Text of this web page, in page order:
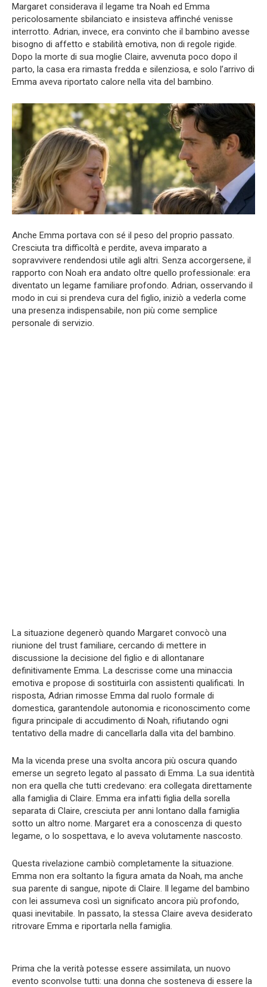
Margaret considerava il legame tra Noah ed Emma
pericolosamente sbilanciato e insisteva affinché venisse
interrotto. Adrian, invece, era convinto che il bambino avesse
bisogno di affetto e stabilità emotiva, non di regole rigide.
Dopo la morte di sua moglie Claire, avvenuta poco dopo il
parto, la casa era rimasta fredda e silenziosa, e solo l’arrivo di
Emma aveva riportato calore nella vita del bambino.
Anche Emma portava con sé il peso del proprio passato.
Cresciuta tra difficoltà e perdite, aveva imparato a
sopravvivere rendendosi utile agli altri. Senza accorgersene, il
rapporto con Noah era andato oltre quello professionale: era
diventato un legame familiare profondo. Adrian, osservando il
modo in cui si prendeva cura del figlio, iniziò a vederla come
una presenza indispensabile, non più come semplice
personale di servizio.
La situazione degenerò quando Margaret convocò una
riunione del trust familiare, cercando di mettere in
discussione la decisione del figlio e di allontanare
definitivamente Emma. La descrisse come una minaccia
emotiva e propose di sostituirla con assistenti qualificati. In
risposta, Adrian rimosse Emma dal ruolo formale di
domestica, garantendole autonomia e riconoscimento come
figura principale di accudimento di Noah, rifiutando ogni
tentativo della madre di cancellarla dalla vita del bambino.
Ma la vicenda prese una svolta ancora più oscura quando
emerse un segreto legato al passato di Emma. La sua identità
non era quella che tutti credevano: era collegata direttamente
alla famiglia di Claire. Emma era infatti figlia della sorella
separata di Claire, cresciuta per anni lontano dalla famiglia
sotto un altro nome. Margaret era a conoscenza di questo
legame, o lo sospettava, e lo aveva volutamente nascosto.
Questa rivelazione cambiò completamente la situazione.
Emma non era soltanto la figura amata da Noah, ma anche
sua parente di sangue, nipote di Claire. Il legame del bambino
con lei assumeva così un significato ancora più profondo,
quasi inevitabile. In passato, la stessa Claire aveva desiderato
ritrovare Emma e riportarla nella famiglia.
Prima che la verità potesse essere assimilata, un nuovo
evento sconvolse tutti: una donna che sosteneva di essere la